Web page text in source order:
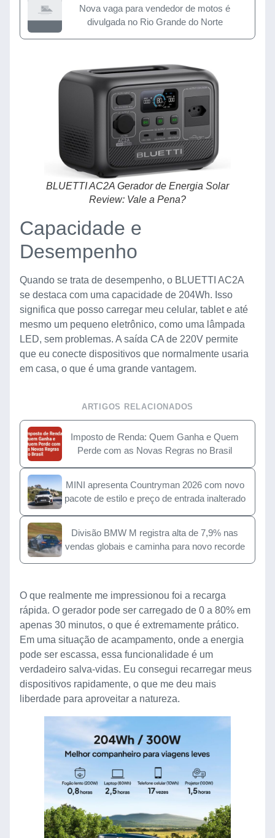
Nova vaga para vendedor de motos é
divulgada no Rio Grande do Norte
BLUETTI AC2A Gerador de Energia Solar
Review: Vale a Pena?
Capacidade e
Desempenho
Quando se trata de desempenho, o BLUETTI AC2A
se destaca com uma capacidade de 204Wh. Isso
significa que posso carregar meu celular, tablet e até
mesmo um pequeno eletrônico, como uma lâmpada
LED, sem problemas. A saída CA de 220V permite
que eu conecte dispositivos que normalmente usaria
em casa, o que é uma grande vantagem.
ARTIGOS RELACIONADOS
Imposto de Renda: Quem Ganha e Quem
Perde com as Novas Regras no Brasil
MINI apresenta Countryman 2026 com novo
pacote de estilo e preço de entrada inalterado
Divisão BMW M registra alta de 7,9% nas
vendas globais e caminha para novo recorde
O que realmente me impressionou foi a recarga
rápida. O gerador pode ser carregado de 0 a 80% em
apenas 30 minutos, o que é extremamente prático.
Em uma situação de acampamento, onde a energia
pode ser escassa, essa funcionalidade é um
verdadeiro salva-vidas. Eu consegui recarregar meus
dispositivos rapidamente, o que me deu mais
liberdade para aproveitar a natureza.